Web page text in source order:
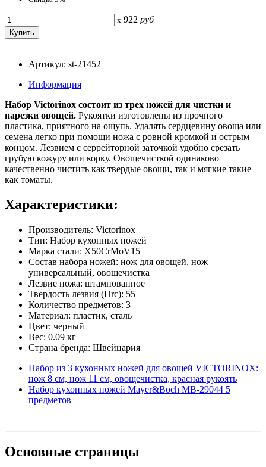
x 922 руб
Артикул: st-21452
Информация
Набор Victorinox состоит из трех ножей для чистки и
нарезки овощей. Рукоятки изготовлены из прочного
пластика, приятного на ощупь. Удалять сердцевину овоща или
семена легко при помощи ножа с ровной кромкой и острым
концом. Лезвием с серрейторной заточкой удобно срезать
грубую кожуру или корку. Овощечисткой одинаково
качественно чистить как твердые овощи, так и мягкие такие
как томаты.
Характеристики:
Производитель: Victorinox
Тип: Набор кухонных ножей
Марка стали: X50CrMoV15
Состав набора ножей: нож для овощей, нож
универсальный, овощечистка
Лезвие ножа: штампованное
Твердость лезвия (Hrc): 55
Количество предметов: 3
Материал: пластик, сталь
Цвет: черный
Вес: 0.09 кг
Страна бренда: Швейцария
Набор из 3 кухонных ножей для овощей VICTORINOX:
нож 8 см, нож 11 см, овощечистка, красная рукоять
Набор кухонных ножей Mayer&Boch MB-29044 5
предметов
Основные страницы